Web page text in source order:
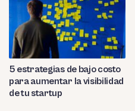
5 estrategias de bajo costo
para aumentar la visibilidad
de tu startup